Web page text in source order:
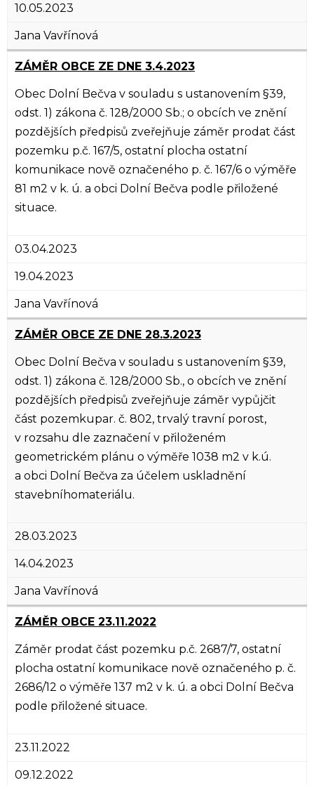
10.05.2023
Jana Vavřínová
ZÁMĚR OBCE ZE DNE 3.4.2023
Obec Dolní Bečva v souladu s ustanovením §39,
odst. 1) zákona č. 128/2000 Sb.; o obcích ve znění
pozdějších předpisů zveřejňuje záměr prodat část
pozemku p.č. 167/5, ostatní plocha ostatní
komunikace nově označeného p. č. 167/6 o výměře
81 m2 v k. ú. a obci Dolní Bečva podle přiložené
situace.
03.04.2023
19.04.2023
Jana Vavřínová
ZÁMĚR OBCE ZE DNE 28.3.2023
Obec Dolní Bečva v souladu s ustanovením §39,
odst. 1) zákona č. 128/2000 Sb., o obcích ve znění
pozdějších předpisů zveřejňuje záměr vypůjčit
část pozemkupar. č. 802, trvalý travní porost,
v rozsahu dle zaznačení v přiloženém
geometrickém plánu o výměře 1038 m2 v k.ú.
a obci Dolní Bečva za účelem uskladnění
stavebníhomateriálu.
28.03.2023
14.04.2023
Jana Vavřínová
ZÁMĚR OBCE 23.11.2022
Záměr prodat část pozemku p.č. 2687/7, ostatní
plocha ostatní komunikace nově označeného p. č.
2686/12 o výměře 137 m2 v k. ú. a obci Dolní Bečva
podle přiložené situace.
23.11.2022
09.12.2022